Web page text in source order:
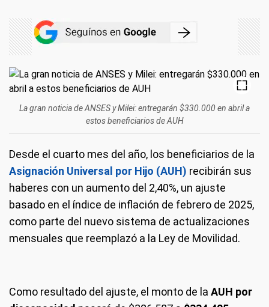
La gran noticia de ANSES y Milei: entregarán $330.000 en abril a
estos beneficiarios de AUH
Desde el cuarto mes del año, los beneficiarios de la
Asignación Universal por Hijo (AUH) recibirán sus
haberes con un aumento del 2,40%, un ajuste
basado en el índice de inflación de febrero de 2025,
como parte del nuevo sistema de actualizaciones
mensuales que reemplazó a la Ley de Movilidad.
Como resultado del ajuste, el monto de la AUH por